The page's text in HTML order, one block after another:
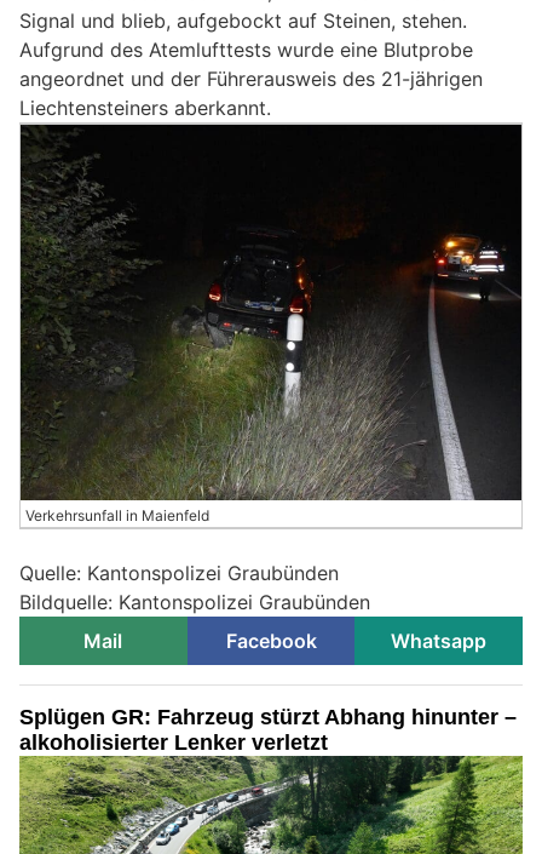
Signal und blieb, aufgebockt auf Steinen, stehen.
Aufgrund des Atemlufttests wurde eine Blutprobe
angeordnet und der Führerausweis des 21-jährigen
Liechtensteiners aberkannt.
Verkehrsunfall in Maienfeld
Quelle: Kantonspolizei Graubünden
Bildquelle: Kantonspolizei Graubünden
Mail
Facebook Whatsapp
Splügen GR: Fahrzeug stürzt Abhang hinunter –
alkoholisierter Lenker verletzt